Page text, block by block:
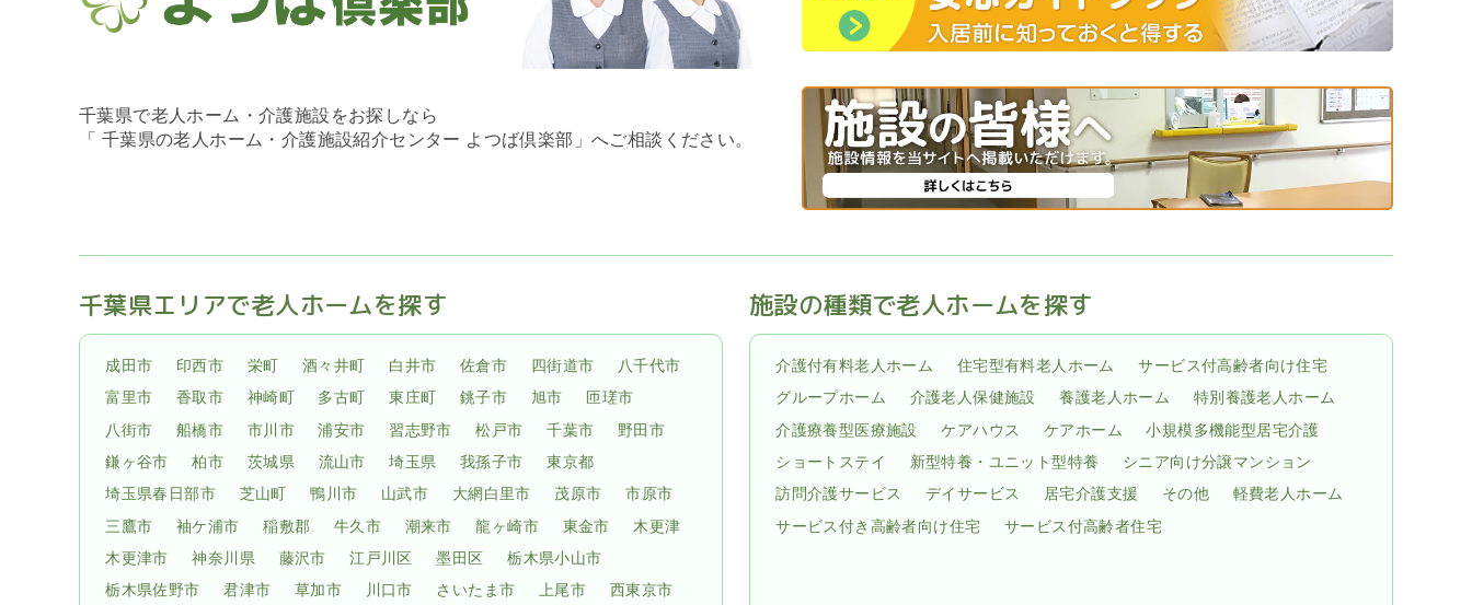
千葉県で老人ホーム・介護施設をお探しなら
「 千葉県の老人ホーム・介護施設紹介センター よつば倶楽部」へご相談ください。
千葉県エリアで老人ホームを探す
成田市 印西市 栄町 酒々井町 白井市 佐倉市 四街道市
八千代市
富里市
香取市 神崎町 多古町 東庄町 銚子市 旭市
匝瑳市
八街市
船橋市 市川市 浦安市 習志野市 松戸市 千葉市
野田市
鎌ヶ谷市
柏市 茨城県 流山市 埼玉県 我孫子市
東京都
埼玉県春日部市
芝山町 鴨川市 山武市 大網白里市 茂原市
市原市
三鷹市
袖ケ浦市 稲敷郡 牛久市 潮来市 龍ヶ崎市 東金市
木更津
木更津市
神奈川県 藤沢市 江戸川区 墨田区
栃木県小山市
栃木県佐野市
君津市 草加市 川口市 さいたま市 上尾市 西東京市
施設の種類で老人ホームを探す
介護付有料老人ホーム 住宅型有料老人ホーム
サービス付高齢者向け住宅
グループホーム
介護老人保健施設 養護老人ホーム
特別養護老人ホーム
介護療養型医療施設
ケアハウス ケアホーム
小規模多機能型居宅介護
ショートステイ
新型特養・ユニット型特養
シニア向け分譲マンション
訪問介護サービス
デイサービス 居宅介護支援 その他
軽費老人ホーム
サービス付き高齢者向け住宅
サービス付高齢者住宅